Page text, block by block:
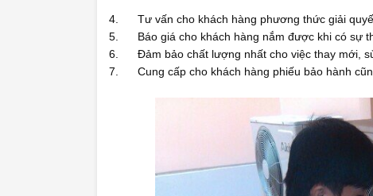
4. Tư vấn cho khách hàng phương thức giải
5. Báo giá cho khách hàng nắm được khi có sự
6. Đảm bảo chất lượng nhất cho việc thay mới,
7. Cung cấp cho khách hàng phiếu bảo hành